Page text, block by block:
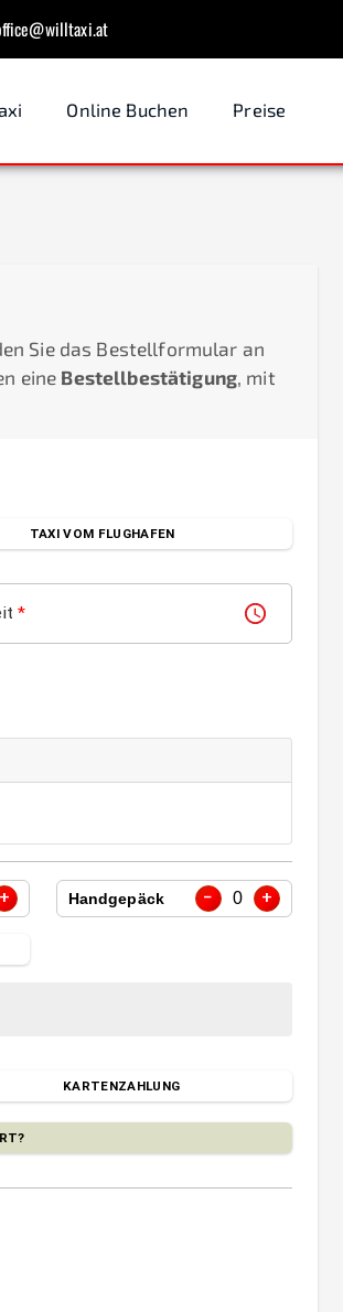
Online Buchen Preise
Sie das Bestellformular an
eine Bestellbestätigung, mit
TAXI VOM FLUGHAFEN
*
+ Handgepäck − 0 +
KARTENZAHLUNG